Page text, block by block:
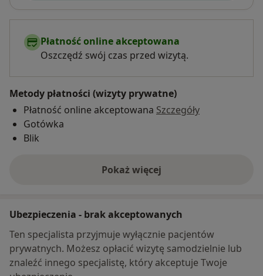
Płatność online akceptowana
Oszczędź swój czas przed wizytą.
Metody płatności (wizyty prywatne)
Płatność online akceptowana Szczegóły
Gotówka
Blik
Pokaż więcej
o adresie
Ubezpieczenia - brak akceptowanych
Ten specjalista przyjmuje wyłącznie pacjentów
prywatnych. Możesz opłacić wizytę samodzielnie lub
znaleźć innego specjalistę, który akceptuje Twoje